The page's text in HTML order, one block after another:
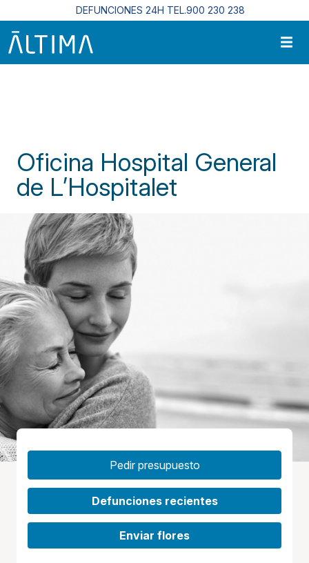
Pasar al contenido principal
DEFUNCIONES 24H TEL.900 230 238
Oficina Hospital General
de L’Hospitalet
Pedir presupuesto
Defunciones recientes
Enviar flores